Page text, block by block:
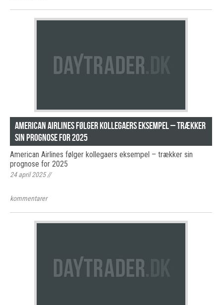
American Airlines følger kollegaers eksempel – trækker
sin prognose for 2025
American Airlines følger kollegaers eksempel – trækker sin
prognose for 2025
24 april 2025//
kommentarer